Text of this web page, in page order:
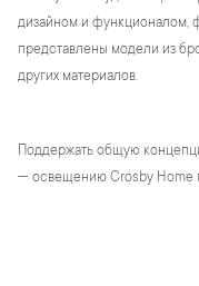
дизайном и функционалом,
представлены модели из
других материалов.
Поддержать общую
— освещению Crosby Home